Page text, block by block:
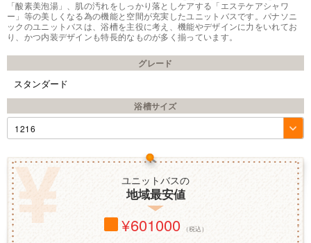
「酸素美泡湯」、肌の汚れをしっかり落としケアする「エステケアシャワ
ー」等の美しくなる為の機能と空間が充実したユニットバスです。パナソニ
ックのユニットバスは、浴槽を主役に考え、機能やデザインに力をいれてお
り、かつ内装デザインも特長的なものが多く揃っています。
グレード
スタンダード
浴槽サイズ
1216
ユニットバスの
地域最安値
601000 （税込）